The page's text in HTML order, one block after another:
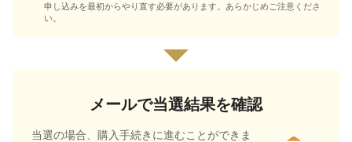
申し込みを最初からやり直す必要があります。あらかじめご注意くださ
い。
メールで当選結果を確認
当選の場合、購入手続きに進むことができま